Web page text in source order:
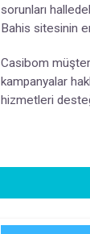
sorunları
Bahis sitesinin
Casibom
kampanyalar
hizmetleri